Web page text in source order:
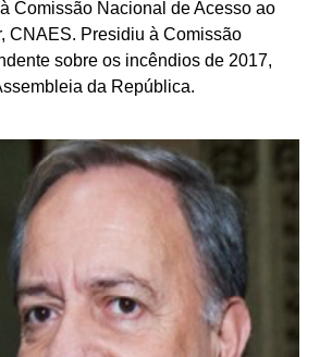
Comissão Nacional de Acesso ao
CNAES. Presidiu à Comissão
sobre os incêndios de 2017,
da República.